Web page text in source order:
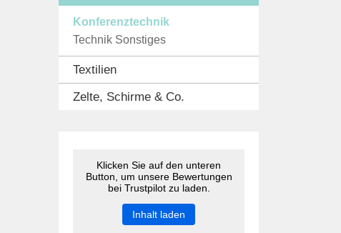
Konferenztechnik
Technik Sonstiges
Textilien
Zelte, Schirme & Co.
Klicken Sie auf den unteren
Button, um unsere Bewertungen
bei Trustpilot zu laden.
Inhalt laden